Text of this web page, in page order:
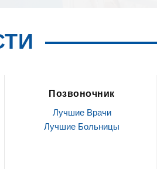
ЛОР / Отоларингология
Лучшие Врачи
Лучшие Больницы